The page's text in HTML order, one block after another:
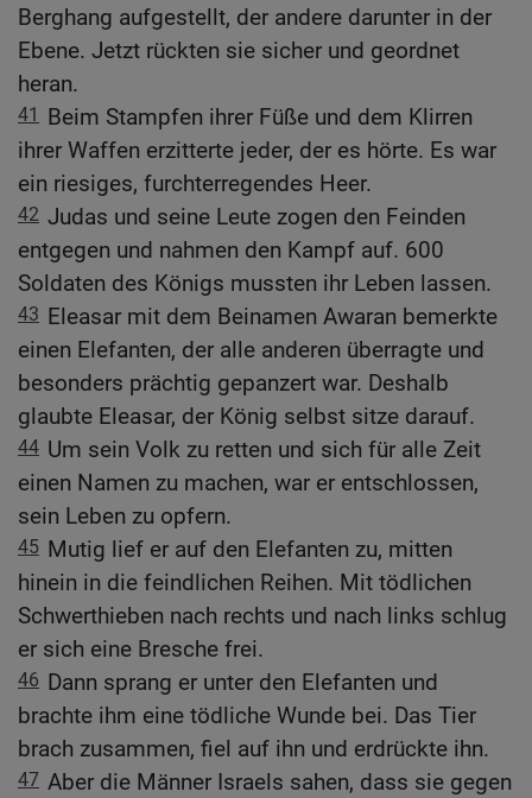
Berghang aufgestellt, der andere darunter in der
Ebene. Jetzt rückten sie sicher und geordnet
heran.
41 Beim Stampfen ihrer Füße und dem Klirren
ihrer Waffen erzitterte jeder, der es hörte. Es war
ein riesiges, furchterregendes Heer.
42 Judas und seine Leute zogen den Feinden
entgegen und nahmen den Kampf auf. 600
Soldaten des Königs mussten ihr Leben lassen.
43 Eleasar mit dem Beinamen Awaran bemerkte
einen Elefanten, der alle anderen überragte und
besonders prächtig gepanzert war. Deshalb
glaubte Eleasar, der König selbst sitze darauf.
44 Um sein Volk zu retten und sich für alle Zeit
einen Namen zu machen, war er entschlossen,
sein Leben zu opfern.
45 Mutig lief er auf den Elefanten zu, mitten
hinein in die feindlichen Reihen. Mit tödlichen
Schwerthieben nach rechts und nach links schlug
er sich eine Bresche frei.
46 Dann sprang er unter den Elefanten und
brachte ihm eine tödliche Wunde bei. Das Tier
brach zusammen, fiel auf ihn und erdrückte ihn.
47 Aber die Männer Israels sahen, dass sie gegen